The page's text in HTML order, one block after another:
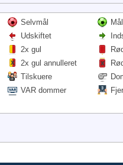
Selvmål
Udskiftet
2x gul
2x gul annulleret
Tilskuere
VAR dommer